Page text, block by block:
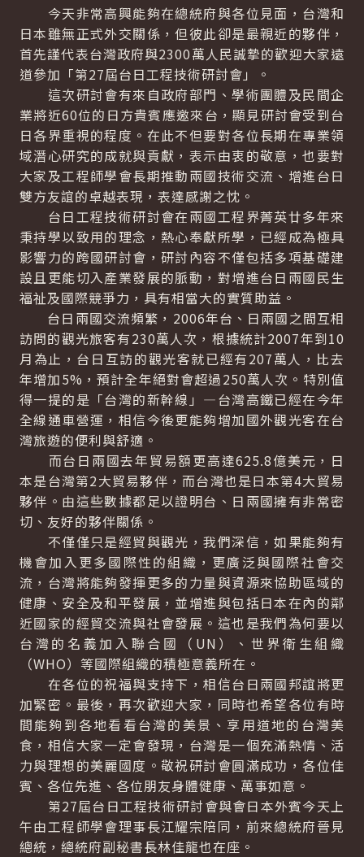
今天非常高興能夠在總統府與各位見面，台灣和
日本雖無正式外交關係，但彼此卻是最親近的夥伴，
首先謹代表台灣政府與2300萬人民誠摯的歡迎大家遠
道參加「第27屆台日工程技術研討會」。
這次研討會有來自政府部門、學術團體及民間企
業將近60位的日方貴賓應邀來台，顯見研討會受到台
日各界重視的程度。在此不但要對各位長期在專業領
域潛心研究的成就與貢獻，表示由衷的敬意，也要對
大家及工程師學會長期推動兩國技術交流、增進台日
雙方友誼的卓越表現，表達感謝之忱。
台日工程技術研討會在兩國工程界菁英廿多年來
秉持學以致用的理念，熱心奉獻所學，已經成為極具
影響力的跨國研討會，研討內容不僅包括多項基礎建
設且更能切入產業發展的脈動，對增進台日兩國民生
福祉及國際競爭力，具有相當大的實質助益。
台日兩國交流頻繁，2006年台、日兩國之間互相
訪問的觀光旅客有230萬人次，根據統計2007年到10
月為止，台日互訪的觀光客就已經有207萬人，比去
年增加5%，預計全年絕對會超過250萬人次。特別值
得一提的是「台灣的新幹線」—台灣高鐵已經在今年
全線通車營運，相信今後更能夠增加國外觀光客在台
灣旅遊的便利與舒適。
而台日兩國去年貿易額更高達625.8億美元，日
本是台灣第2大貿易夥伴，而台灣也是日本第4大貿易
夥伴。由這些數據都足以證明台、日兩國擁有非常密
切、友好的夥伴關係。
不僅僅只是經貿與觀光，我們深信，如果能夠有
機會加入更多國際性的組織，更廣泛與國際社會交
流，台灣將能夠發揮更多的力量與資源來協助區域的
健康、安全及和平發展，並增進與包括日本在內的鄰
近國家的經貿交流與社會發展。這也是我們為何要以
台灣的名義加入聯合國（UN）、世界衛生組織
（WHO）等國際組織的積極意義所在。
在各位的祝福與支持下，相信台日兩國邦誼將更
加緊密。最後，再次歡迎大家，同時也希望各位有時
間能夠到各地看看台灣的美景、享用道地的台灣美
食，相信大家一定會發現，台灣是一個充滿熱情、活
力與理想的美麗國度。敬祝研討會圓滿成功，各位佳
賓、各位先進、各位朋友身體健康、萬事如意。
第27屆台日工程技術研討會與會日本外賓今天上
午由工程師學會理事長江耀宗陪同，前來總統府晉見
總統，總統府副秘書長林佳龍也在座。